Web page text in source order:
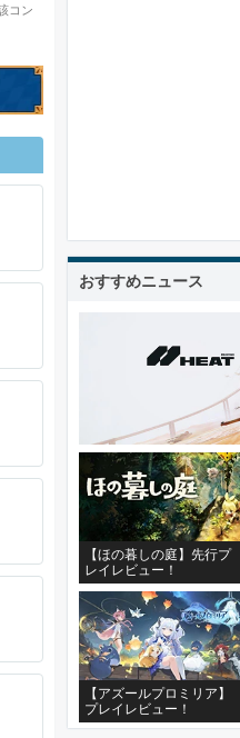
コン
おすすめニュース
【ほの暮しの庭】先行プ
レイレビュー！
【アズールプロミリア】
プレイレビュー！